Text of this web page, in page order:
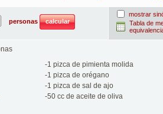
personas
mostrar
Tabla de
-1 pizca de pimienta molida
-1 pizca de orégano
-1 pizca de sal de ajo
-50 cc de aceite de oliva